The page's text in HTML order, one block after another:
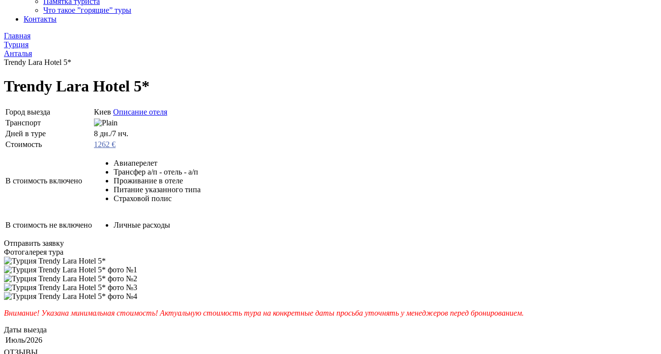
Что такое ”горящие” туры
Контакты
Главная
Турция
Анталья
Trendy Lara Hotel 5*
Trendy Lara Hotel 5*
Город выезда Киев Описание отеля
Транспорт
Дней в туре
8 дн./7 нч.
Стоимость
1262 €
В стоимость включено
Авиаперелет
Трансфер а/п - отель - а/п
Проживание в отеле
Питание указанного типа
Страховой полис
В стоимость не включено Личные расходы
Отправить заявку
Фотогалерея тура
Внимание! Указана минимальная стоимость! Актуальную стоимость тура на конкретные даты просьба уточнять у менеджеров перед бронированием.
Даты выезда
Июль/2026
ОТЗЫВЫ